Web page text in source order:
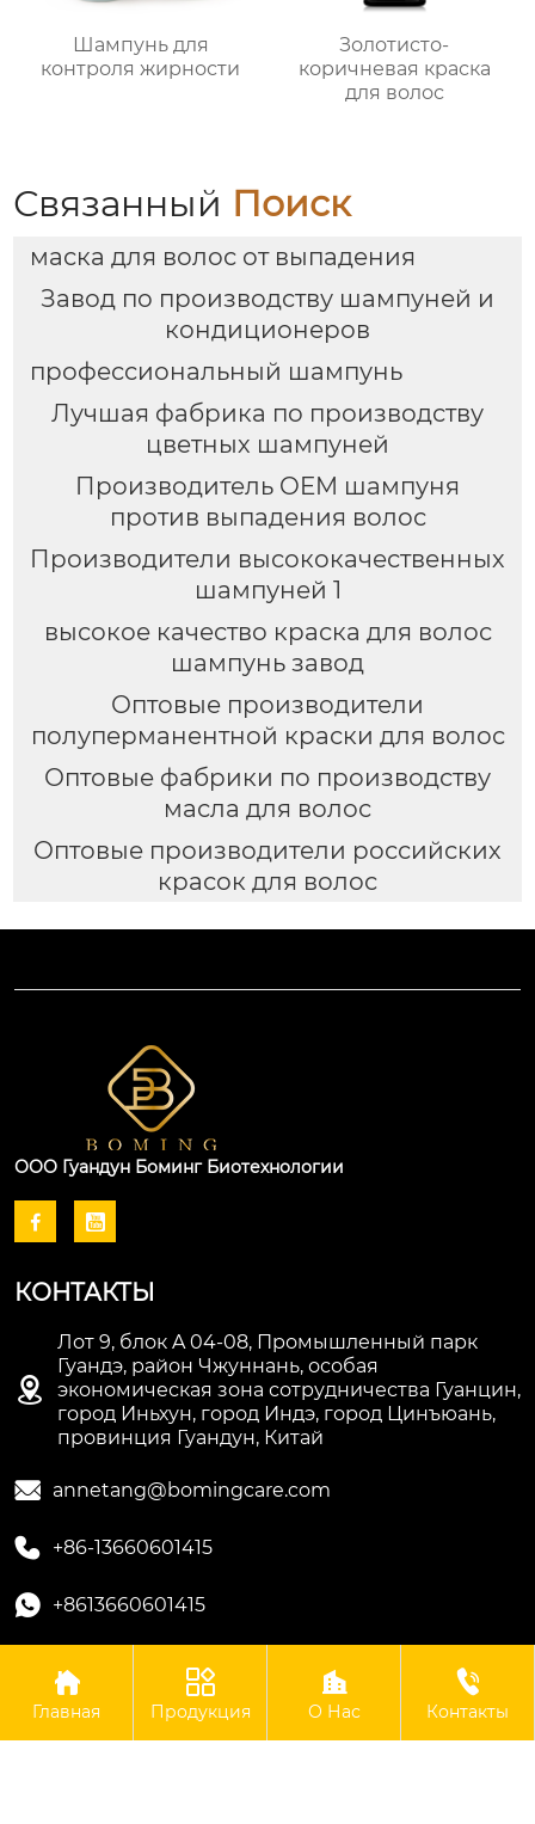
Шампунь для
контроля жирности
Золотисто-
коричневая краска
для волос
Связанный Поиск
маска для волос от выпадения
Завод по производству шампуней и
кондиционеров
профессиональный шампунь
Лучшая фабрика по производству
цветных шампуней
Производитель OEM шампуня
против выпадения волос
Производители высококачественных
шампуней 1
высокое качество краска для волос
шампунь завод
Оптовые производители
полуперманентной краски для волос
Оптовые фабрики по производству
масла для волос
Оптовые производители российских
красок для волос
ООО Гуандун Боминг Биотехнологии
 
КОНТАКТЫ

Лот 9, блок A 04-08, Промышленный парк
Гуандэ, район Чжуннань, особая
экономическая зона сотрудничества Гуанцин,
город Иньхун, город Индэ, город Цинъюань,
провинция Гуандун, Китай
 annetang@bomingcare.com
 +86-13660601415
 +8613660601415
Авторское право©ООО Гуандун Боминг Биотехнологии

Главная

Продукция

О Нас

Контакты